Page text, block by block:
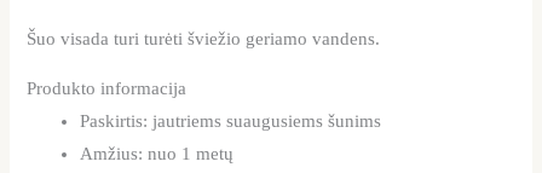
Šuo visada turi turėti šviežio geriamo vandens.
Produkto informacija
Paskirtis: jautriems suaugusiems šunims
Amžius: nuo 1 metų